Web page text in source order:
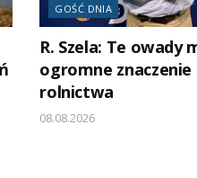
GOŚĆ DNIA
R. Szela: Te owady
ogromne znaczenie
rolnictwa
08.08.2026